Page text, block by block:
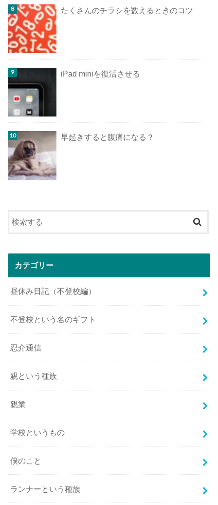
たくさんのチラシを数えるときのコツ
iPad miniを復活させる
早起きすると腹痛になる？
カテゴリー
昼休み日記（不登校編）
不登校という名のギフト
忍介通信
親という種族
親業
学校というもの
僕のこと
ランナーという種族